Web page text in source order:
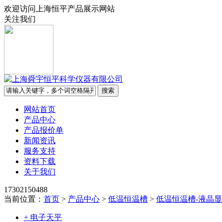
欢迎访问上海恒平产品展示网站
关注我们
网站首页
产品中心
产品报价单
新闻资讯
服务支持
资料下载
关于我们
17302150488
当前位置： 首页 > 产品中心 > 低温恒温槽 > 低温恒温槽-液晶
+ 电子天平